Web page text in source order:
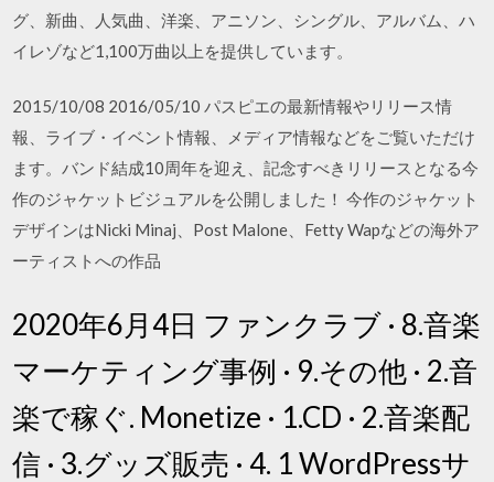
グ、新曲、人気曲、洋楽、アニソン、シングル、アルバム、ハ
イレゾなど1,100万曲以上を提供しています。
2015/10/08 2016/05/10 パスピエの最新情報やリリース情
報、ライブ・イベント情報、メディア情報などをご覧いただけ
ます。バンド結成10周年を迎え、記念すべきリリースとなる今
作のジャケットビジュアルを公開しました！ 今作のジャケット
デザインはNicki Minaj、Post Malone、Fetty Wapなどの海外ア
ーティストへの作品
2020年6月4日 ファンクラブ · 8.音楽
マーケティング事例 · 9.その他 · 2.音
楽で稼ぐ. Monetize · 1.CD · 2.音楽配
信 · 3.グッズ販売 · 4. 1 WordPressサ